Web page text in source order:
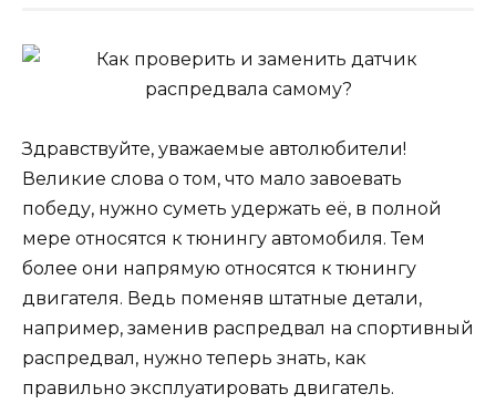
Здравствуйте, уважаемые автолюбители!
Великие слова о том, что мало завоевать
победу, нужно суметь удержать её, в полной
мере относятся к тюнингу автомобиля. Тем
более они напрямую относятся к тюнингу
двигателя. Ведь поменяв штатные детали,
например, заменив распредвал на спортивный
распредвал, нужно теперь знать, как
правильно эксплуатировать двигатель.